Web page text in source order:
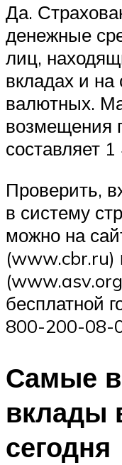
Да.
денежные
лиц,
вкладах и на
валютных.
возмещения
составляет
Проверить,
в систему
можно на
бесплатной
800-200-08-
Самые
вклады
сегодня